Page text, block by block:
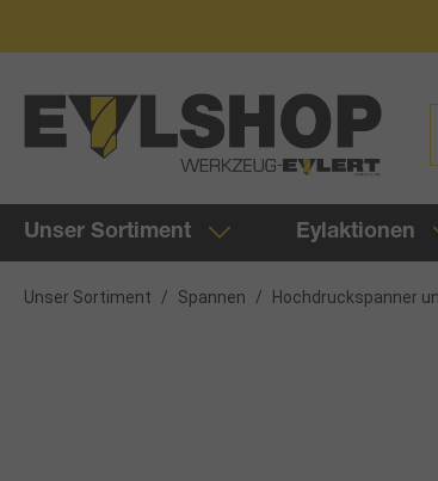
Unser Sortiment Eylaktionen
Unser Sortiment / Spannen / Hochdruckspanner